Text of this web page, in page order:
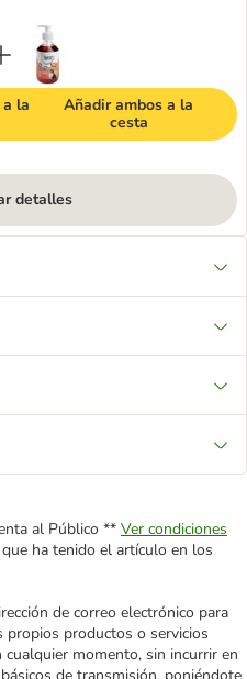
la
Añadir ambos a la
cesta
detalles
al Público ** Ver condiciones
ha tenido el artículo en los
de correo electrónico para
propios productos o servicios
momento, sin incurrir en